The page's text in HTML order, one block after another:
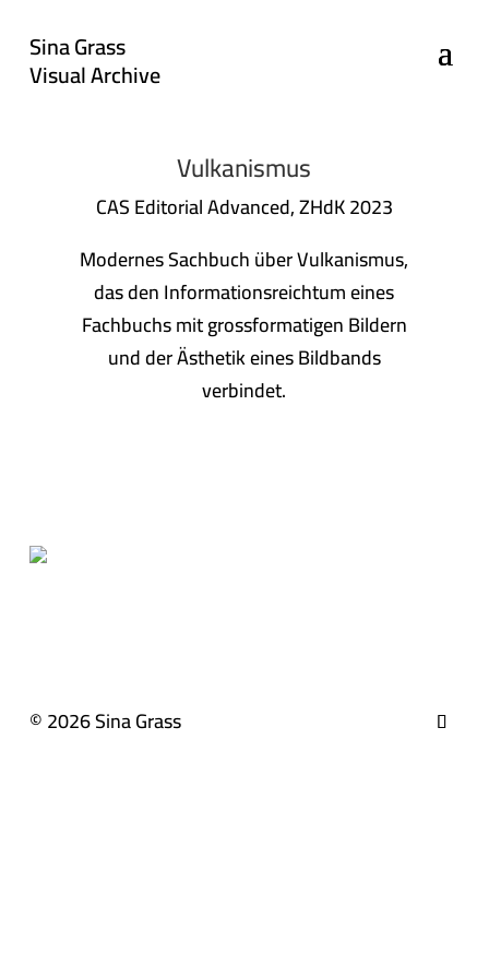
Sina Grass
Visual Archive
Vulkanismus
CAS Editorial Advanced, ZHdK 2023
Modernes Sachbuch über Vulkanismus,
das den Informationsreichtum eines
Fachbuchs mit grossformatigen Bildern
und der Ästhetik eines Bildbands
verbindet.
© 2026 Sina Grass